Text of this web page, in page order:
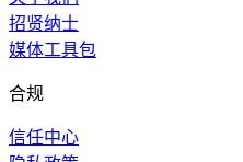
招贤纳士
媒体工具包
合规
信任中心